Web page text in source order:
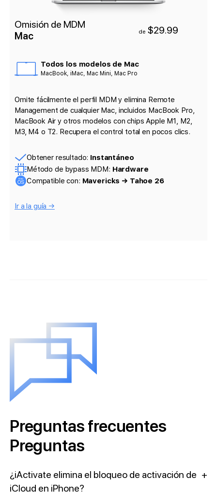
Omisión de MDM
Mac
de $29.99
Todos los modelos de Mac
MacBook, iMac, Mac Mini, Mac Pro
Omite fácilmente el perfil MDM y elimina Remote
Management de cualquier Mac, incluidos MacBook Pro,
MacBook Air y otros modelos con chips Apple M1, M2,
M3, M4 o T2. Recupera el control total en pocos clics.
Obtener resultado: Instantáneo
Método de bypass MDM: Hardware
Compatible con: Mavericks → Tahoe 26
Ir a la guía →
Preguntas frecuentes
Preguntas
¿iActivate elimina el bloqueo de activación de
iCloud en iPhone?
+